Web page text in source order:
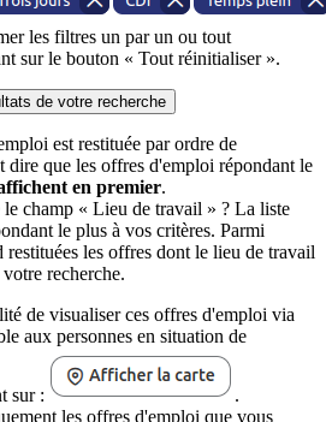
les filtres un par un ou tout
sur le bouton « Tout réinitialiser ».
de votre recherche
est restituée par ordre de
dire que les offres d'emploi répondant le
en premier.
le champ « Lieu de travail » ? La liste
le plus à vos critères. Parmi
restituées les offres dont le lieu de travail
recherche.
de visualiser ces offres d'emploi via
aux personnes en situation de
sur :
.
les offres d'emploi que vous